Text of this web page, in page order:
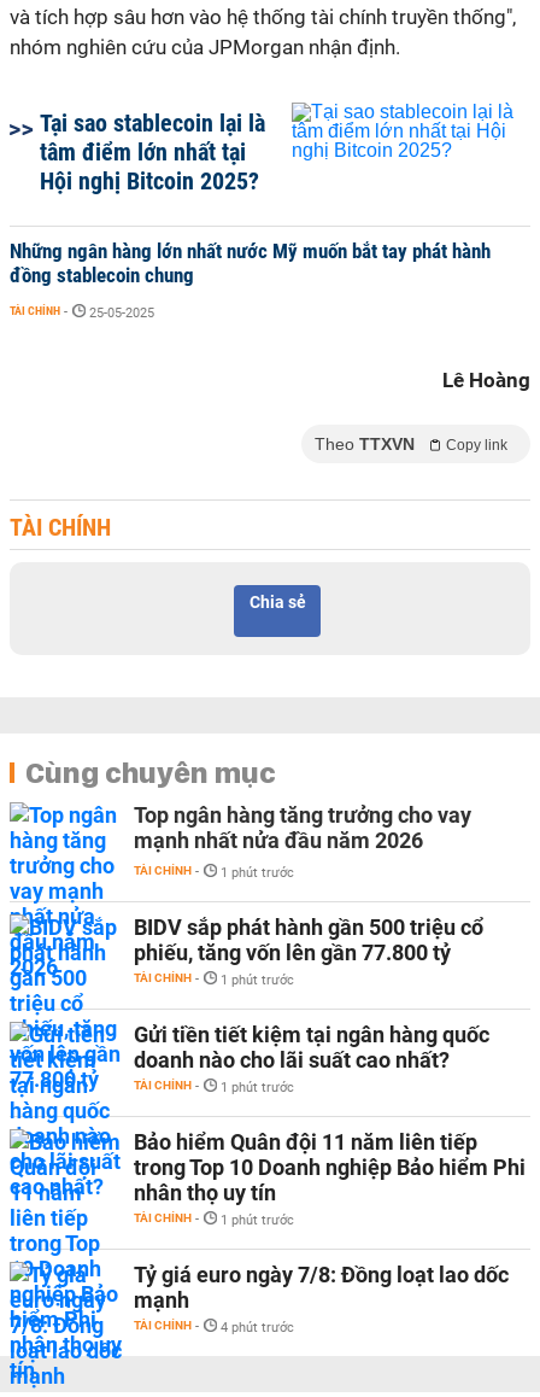
và tích hợp sâu hơn vào hệ thống tài chính truyền thống",
nhóm nghiên cứu của JPMorgan nhận định.
Tại sao stablecoin lại là
tâm điểm lớn nhất tại
Hội nghị Bitcoin 2025?
Những ngân hàng lớn nhất nước Mỹ muốn bắt tay phát hành
đồng stablecoin chung
TÀI CHÍNH - 25-05-2025
Lê Hoàng
Theo TTXVN Copy link
TÀI CHÍNH
Chia sẻ
Cùng chuyên mục
Top ngân hàng tăng trưởng cho vay
mạnh nhất nửa đầu năm 2026
TÀI CHÍNH - 1 phút trước
BIDV sắp phát hành gần 500 triệu cổ
phiếu, tăng vốn lên gần 77.800 tỷ
TÀI CHÍNH - 1 phút trước
Gửi tiền tiết kiệm tại ngân hàng quốc
doanh nào cho lãi suất cao nhất?
TÀI CHÍNH - 1 phút trước
Bảo hiểm Quân đội 11 năm liên tiếp
trong Top 10 Doanh nghiệp Bảo hiểm Phi
nhân thọ uy tín
TÀI CHÍNH - 1 phút trước
Tỷ giá euro ngày 7/8: Đồng loạt lao dốc
mạnh
TÀI CHÍNH - 4 phút trước